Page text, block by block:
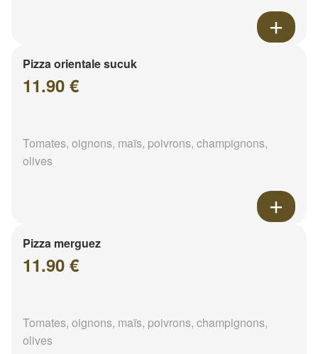
Pizza orientale sucuk
11.90 €
Tomates, oignons, maïs, poivrons, champignons,
olives
Pizza merguez
11.90 €
Tomates, oignons, maïs, poivrons, champignons,
olives